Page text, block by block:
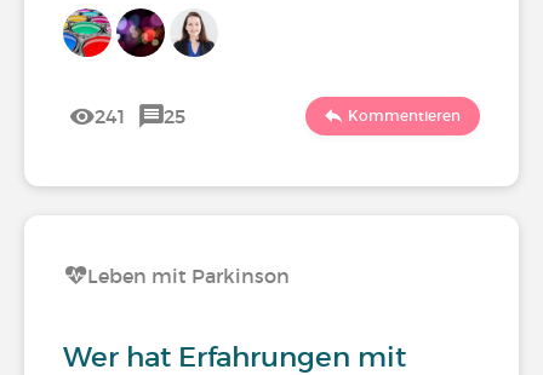
241 25 Kommentieren
Leben mit Parkinson
Wer hat Erfahrungen mit